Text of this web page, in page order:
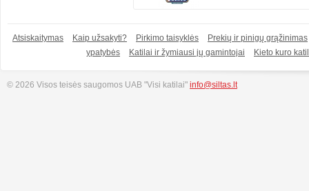
Atsiskaitymas Kaip užsakyti? Pirkimo taisyklės
Prekių ir pinigų grąžinimas
ypatybės
Katilai ir žymiausi jų gamintojai Kieto kuro
© 2026 Visos teisės saugomos UAB "Visi katilai" info@siltas.lt